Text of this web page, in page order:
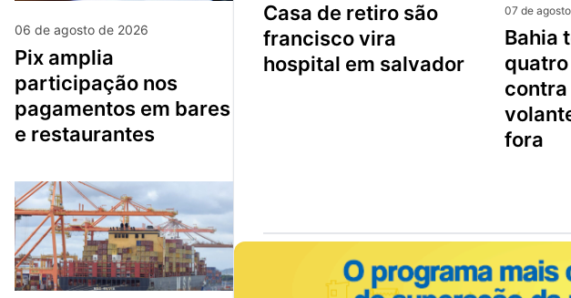
06 de agosto de 2026
pix amplia
participação nos
pagamentos em bares
e restaurantes
casa de retiro são
francisco vira
hospital em salvador
07 de
bahia terá retorno de
contra
fora